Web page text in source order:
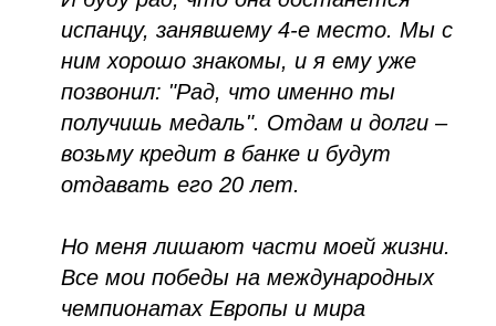
испанцу, занявшему 4-е место. Мы с
ним хорошо знакомы, и я ему уже
позвонил: "Рад, что именно ты
получишь медаль". Отдам и долги –
возьму кредит в банке и будут
отдавать его 20 лет.
Но меня лишают части моей жизни.
Все мои победы на международных
чемпионатах Европы и мира